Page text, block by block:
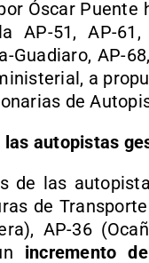
Óscar
AP-51, AP-61,
Guadiaro, AP-
a
de
las autopistas
de las
de
AP-36
incremento